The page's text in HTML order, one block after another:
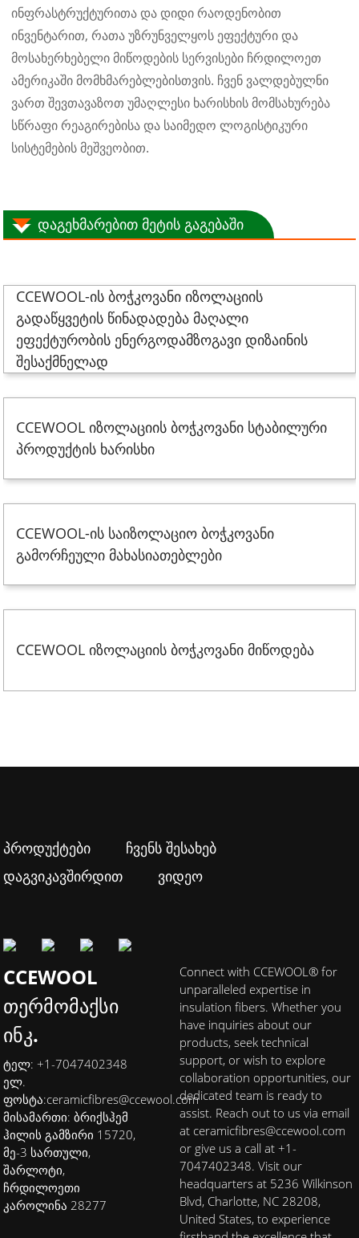
ინფრასტრუქტურითა და დიდი რაოდენობით
ინვენტარით, რათა უზრუნველყოს ეფექტური და
მოსახერხებელი მიწოდების სერვისები ჩრდილოეთ
ამერიკაში მომხმარებლებისთვის. ჩვენ ვალდებულნი
ვართ შევთავაზოთ უმაღლესი ხარისხის მომსახურება
სწრაფი რეაგირებისა და საიმედო ლოგისტიკური
სისტემების მეშვეობით.
დაგეხმარებით მეტის გაგებაში
CCEWOOL-ის ბოჭკოვანი იზოლაციის
გადაწყვეტის წინადადება მაღალი
ეფექტურობის ენერგოდამზოგავი დიზაინის
შესაქმნელად
CCEWOOL იზოლაციის ბოჭკოვანი სტაბილური
პროდუქტის ხარისხი
CCEWOOL-ის საიზოლაციო ბოჭკოვანი
გამორჩეული მახასიათებლები
CCEWOOL იზოლაციის ბოჭკოვანი მიწოდება
პროდუქტები
ჩვენს შესახებ
დაგვიკავშირდით
ვიდეო
CCEWOOL
თერმომაქსი
ინკ.
ტელ: +1-7047402348
ელ.
ფოსტა:ceramicfibres@ccewool.com
მისამართი: ბრიქსჰემ
ჰილის გამზირი 15720,
მე-3 სართული,
შარლოტი,
ჩრდილოეთი
კაროლინა 28277
Connect with CCEWOOL® for
unparalleled expertise in
insulation fibers. Whether you
have inquiries about our
products, seek technical
support, or wish to explore
collaboration opportunities, our
dedicated team is ready to
assist. Reach out to us via email
at ceramicfibres@ccewool.com
or give us a call at +1-
7047402348. Visit our
headquarters at 5236 Wilkinson
Blvd, Charlotte, NC 28208,
United States, to experience